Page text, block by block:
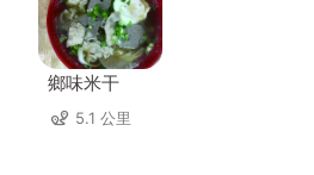
鄉味米干
5.1 公里